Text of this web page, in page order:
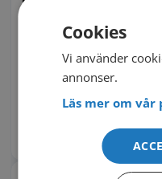
Marianne
Rock- och stilikonen
om sin egen historia
Cookies
Vi använder
annonser.
Läs mer om vår